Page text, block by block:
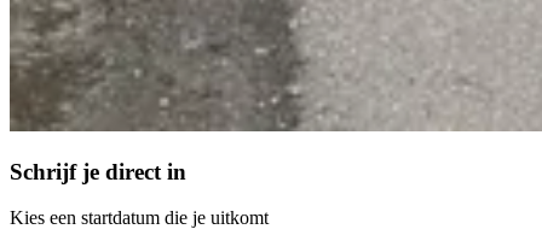
Schrijf je direct in
Kies een startdatum die je uitkomt